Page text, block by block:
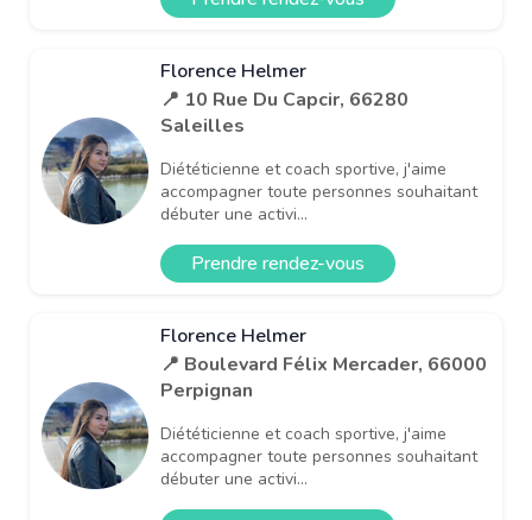
Florence Helmer
📍 10 Rue Du Capcir, 66280
Saleilles
Diététicienne et coach sportive, j'aime
accompagner toute personnes souhaitant
débuter une activi...
Prendre rendez-vous
Florence Helmer
📍 Boulevard Félix Mercader, 66000
Perpignan
Diététicienne et coach sportive, j'aime
accompagner toute personnes souhaitant
débuter une activi...